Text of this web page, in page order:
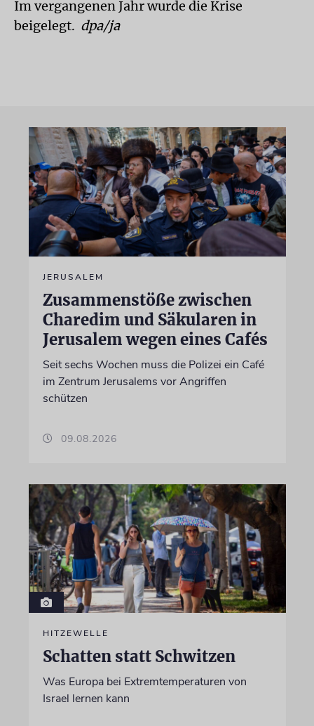
Im vergangenen Jahr wurde die Krise
beigelegt. dpa/ja
JERUSALEM
Zusammenstöße zwischen
Charedim und Säkularen in
Jerusalem wegen eines Cafés
Seit sechs Wochen muss die Polizei ein Café
im Zentrum Jerusalems vor Angriffen
schützen
09.08.2026
HITZEWELLE
Schatten statt Schwitzen
Was Europa bei Extremtemperaturen von
Israel lernen kann